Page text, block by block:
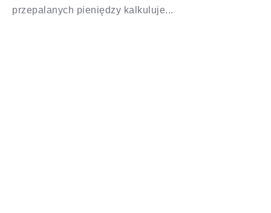
przepalanych pieniędzy kalkuluje...